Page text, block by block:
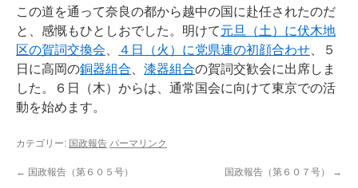
この道を通って奈良の都から越中の国に赴任されたのだ
と、感慨もひとしおでした。明けて元旦（土）に伏木地
区の賀詞交換会
４日（火）に党県連の初顔合わせ 、５
日に高岡の銅器組合 漆器組合の賀詞交歓会に出席しま
した。６日（木）からは、通常国会に向けて東京での活
動を始めます。
カテゴリー: 国政報告 パーマリンク
← 国政報告（第６０５号） 国政報告（第６０７号） →